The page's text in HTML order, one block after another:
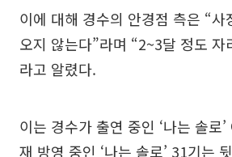
이에 대해 경수의 안경점 측은 “사
오지 않는다”라며 “2~3달 정도 자
라고 알렸다.
이는 경수가 출연 중인 ‘나는 솔로
재 방영 중인 ‘나는 솔로’ 31기는